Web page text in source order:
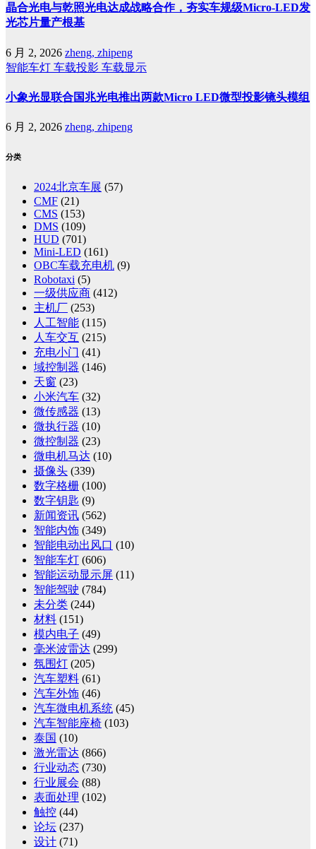
晶合光电与乾照光电达成战略合作，夯实车规级Micro-LED发
光芯片量产根基
6 月 2, 2026 zheng, zhipeng
智能车灯 车载投影 车载显示
小象光显联合国兆光电推出两款Micro LED微型投影镜头模组
6 月 2, 2026 zheng, zhipeng
分类
2024北京车展 (57)
CMF (21)
CMS (153)
DMS (109)
HUD (701)
Mini-LED (161)
OBC车载充电机 (9)
Robotaxi (5)
一级供应商 (412)
主机厂 (253)
人工智能 (115)
人车交互 (215)
充电小门 (41)
域控制器 (146)
天窗 (23)
小米汽车 (32)
微传感器 (13)
微执行器 (10)
微控制器 (23)
微电机马达 (10)
摄像头 (339)
数字格栅 (100)
数字钥匙 (9)
新闻资讯 (562)
智能内饰 (349)
智能电动出风口 (10)
智能车灯 (606)
智能运动显示屏 (11)
智能驾驶 (784)
未分类 (244)
材料 (151)
模内电子 (49)
毫米波雷达 (299)
氛围灯 (205)
汽车塑料 (61)
汽车外饰 (46)
汽车微电机系统 (45)
汽车智能座椅 (103)
泰国 (10)
激光雷达 (866)
行业动态 (730)
行业展会 (88)
表面处理 (102)
触控 (44)
论坛 (237)
设计 (71)